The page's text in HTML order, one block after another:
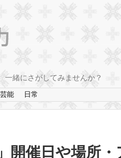
一緒にさがしてみませんか？
芸能 日常
開催日や場所・